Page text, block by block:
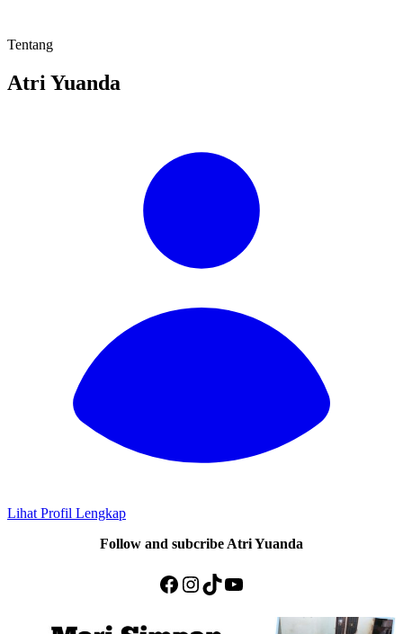
Tentang
Atri Yuanda
Lihat Profil Lengkap
Follow and subcribe Atri Yuanda
Facebook
Instagram
TikTok
YouTube